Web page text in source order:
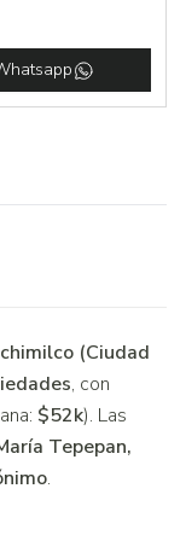
(Ciudad
, con
$52k). Las
Tepepan,
.